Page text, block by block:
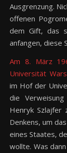
Ausgrenzung.
offenen
dem Gift, das
anfangen, diese
Am 8. März
Universität
im Hof der
die
Henryk Szlajfer
Denkens, um
eines Staates,
wollte. Was